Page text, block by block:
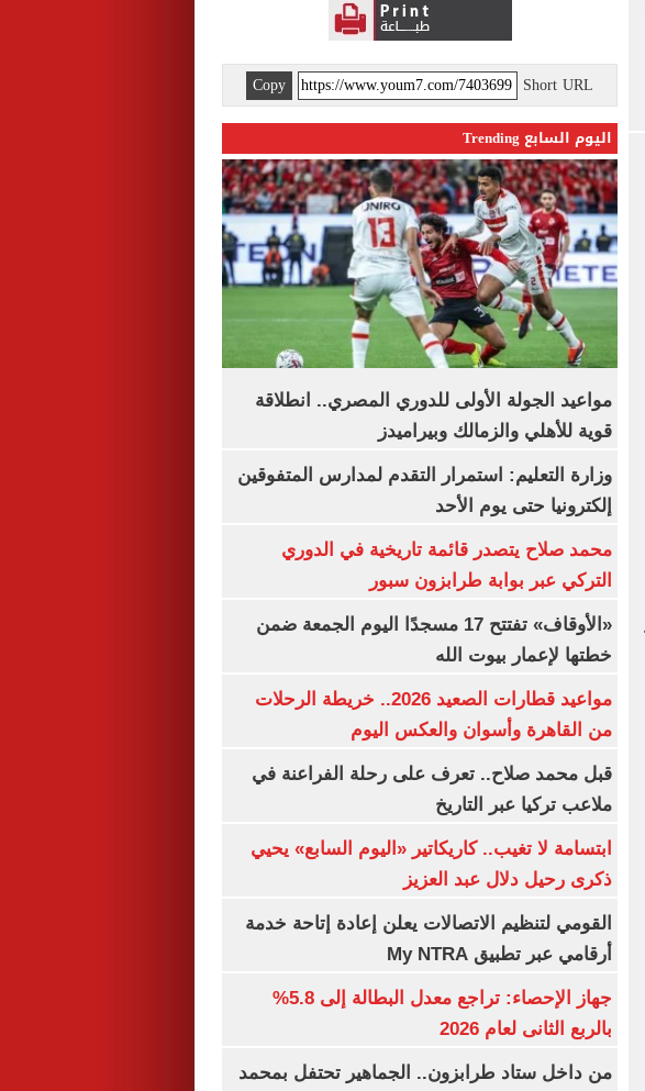
Short URL
Copy
اليوم السابع Trending
مواعيد الجولة الأولى للدوري المصري.. انطلاقة
قوية للأهلي والزمالك وبيراميدز
وزارة التعليم: استمرار التقدم لمدارس المتفوقين
إلكترونيا حتى يوم الأحد
محمد صلاح يتصدر قائمة تاريخية في الدوري
التركي عبر بوابة طرابزون سبور
«الأوقاف» تفتتح 17 مسجدًا اليوم الجمعة ضمن
خطتها لإعمار بيوت الله
مواعيد قطارات الصعيد 2026.. خريطة الرحلات
من القاهرة وأسوان والعكس اليوم
قبل محمد صلاح.. تعرف على رحلة الفراعنة في
ملاعب تركيا عبر التاريخ
ابتسامة لا تغيب.. كاريكاتير «اليوم السابع» يحيي
ذكرى رحيل دلال عبد العزيز
القومي لتنظيم الاتصالات يعلن إعادة إتاحة خدمة
أرقامي عبر تطبيق My NTRA
جهاز الإحصاء: تراجع معدل البطالة إلى 5.8%
بالربع الثانى لعام 2026
من داخل ستاد طرابزون.. الجماهير تحتفل بمحمد